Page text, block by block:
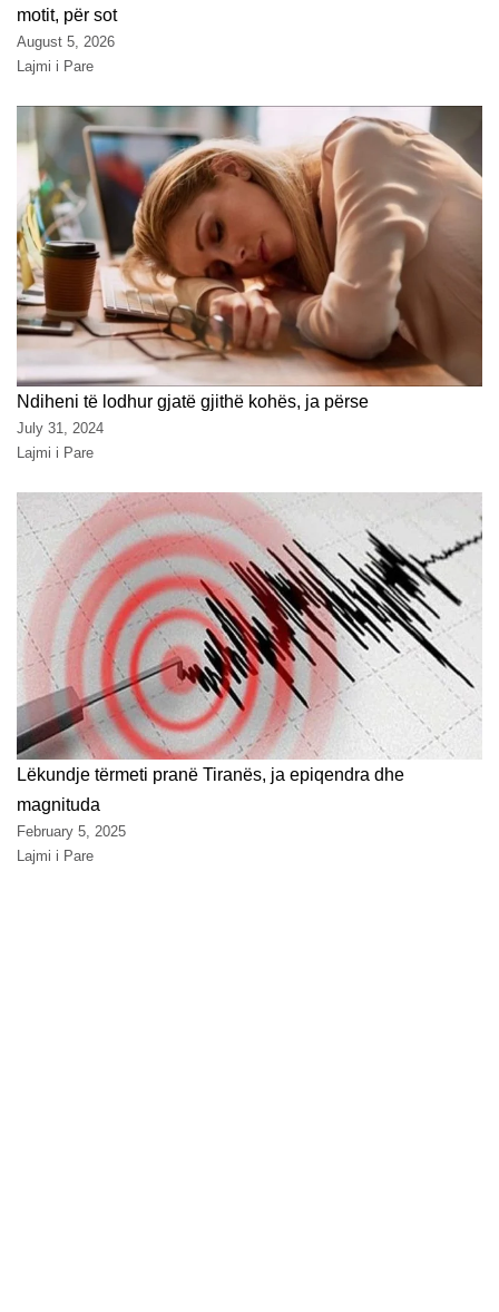
motit, për sot
August 5, 2026
Lajmi i Pare
Ndiheni të lodhur gjatë gjithë kohës, ja përse
July 31, 2024
Lajmi i Pare
Lëkundje tërmeti pranë Tiranës, ja epiqendra dhe
magnituda
February 5, 2025
Lajmi i Pare